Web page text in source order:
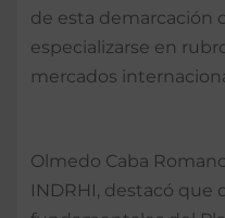
de esta demarcación
especializarse en
mercados
Olmedo Caba
INDRHI, destacó que